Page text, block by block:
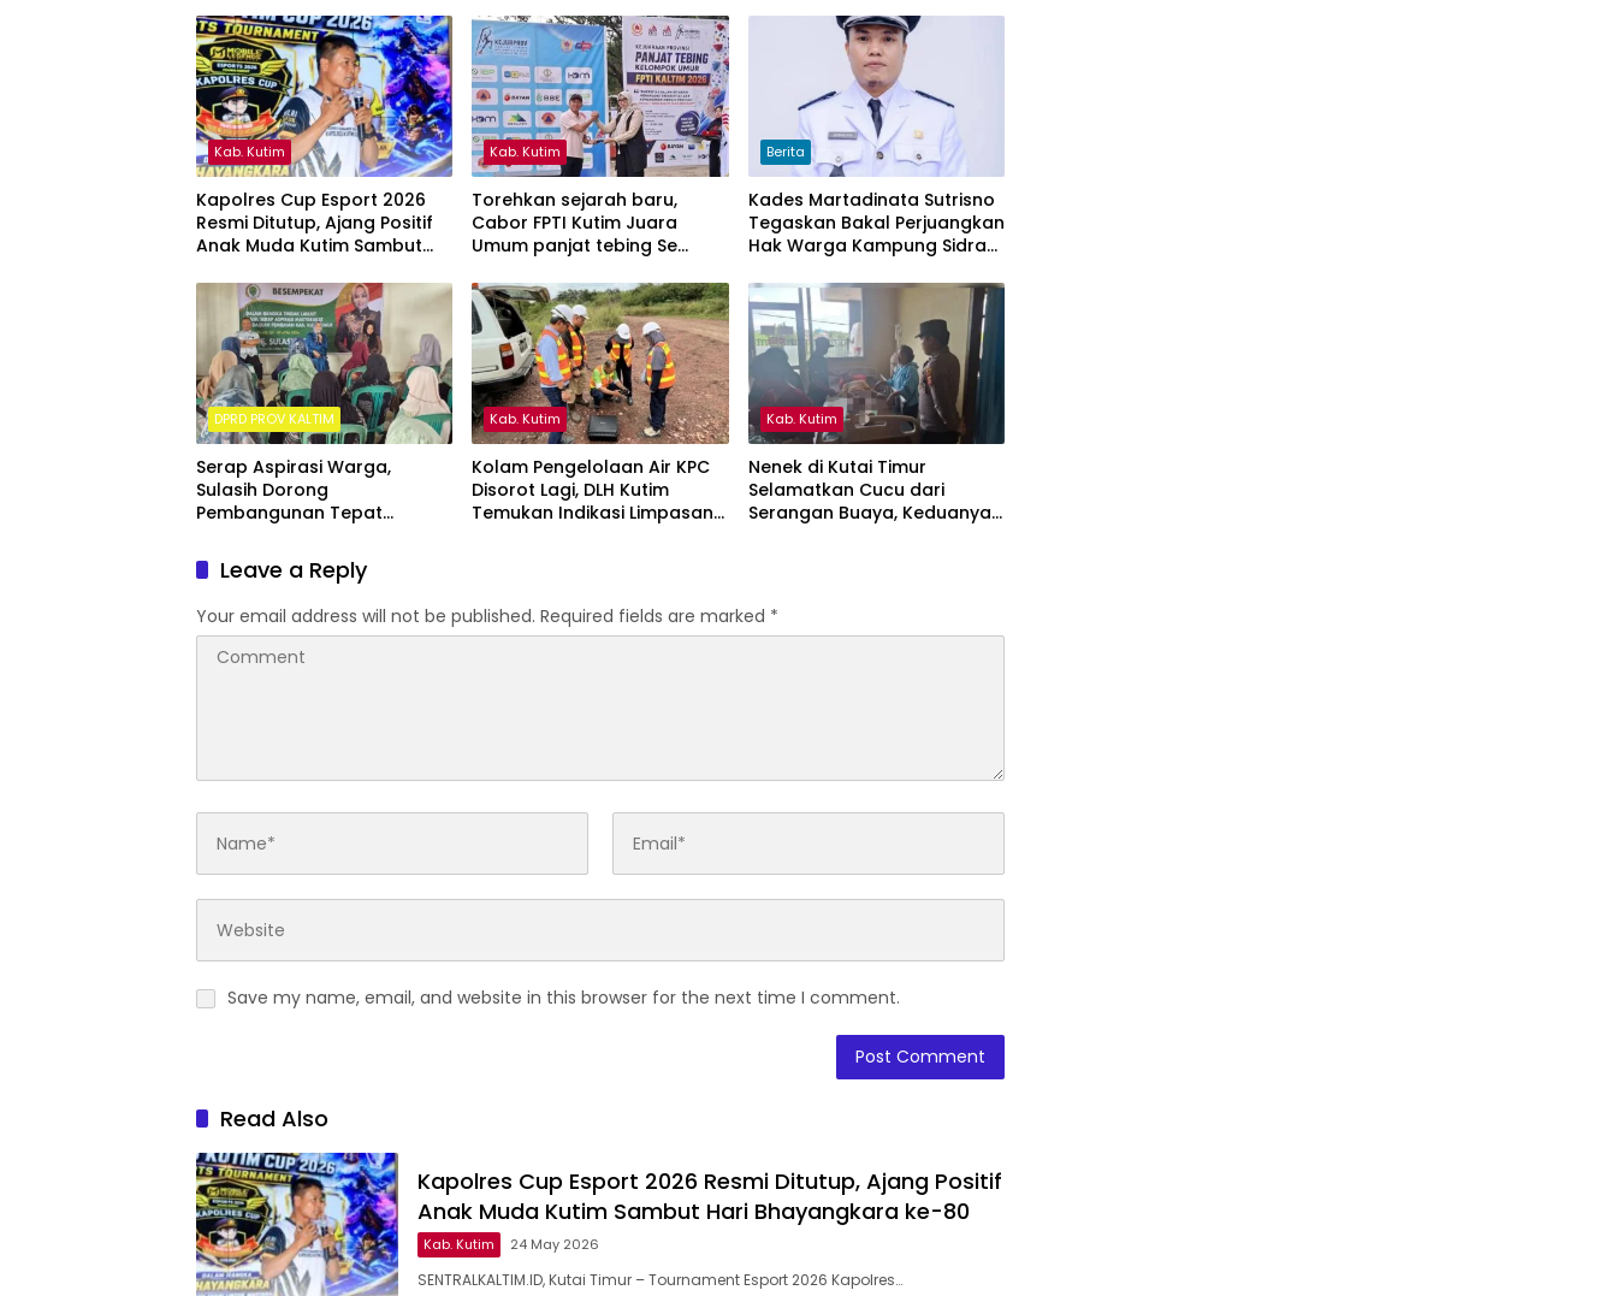
Kab. Kutim
Kapolres Cup Esport 2026
Resmi Ditutup, Ajang Positif
Anak Muda Kutim Sambut
Kab. Kutim
Torehkan sejarah baru,
Cabor FPTI Kutim Juara
Umum panjat tebing Se
Berita
Kades Martadinata Sutrisno
Tegaskan Bakal Perjuangkan
Hak Warga Kampung Sidrap
DPRD PROV KALTIM
Serap Aspirasi Warga,
Sulasih Dorong
Pembangunan Tepat
Kab. Kutim
Kolam Pengelolaan Air KPC
Disorot Lagi, DLH Kutim
Temukan Indikasi Limpasan
Kab. Kutim
Nenek di Kutai Timur
Selamatkan Cucu dari
Serangan Buaya, Keduanya
Leave a Reply
Your email address will not be published. Required fields are marked *
Save my name, email, and website in this browser for the next time I comment.
Read Also
Kapolres Cup Esport 2026 Resmi Ditutup, Ajang Positif
Anak Muda Kutim Sambut Hari Bhayangkara ke-80
Kab. Kutim 24 May 2026
SENTRALKALTIM.ID, Kutai Timur – Tournament Esport 2026 Kapolres…